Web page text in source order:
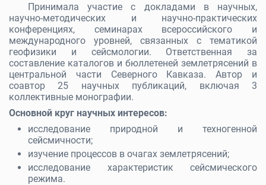
Принимала участие с докладами в научных,
научно-методических и научно-практических
конференциях, семинарах всероссийского и
международного уровней, связанных с тематикой
геофизики и сейсмологии. Ответственная за
составление каталогов и бюллетеней землетрясений в
центральной части Северного Кавказа. Автор и
соавтор 25 научных публикаций, включая 3
коллективные монографии.
Основной круг научных интересов:
исследование природной и техногенной
сейсмичности;
изучение процессов в очагах землетрясений;
исследование характеристик сейсмического
режима.